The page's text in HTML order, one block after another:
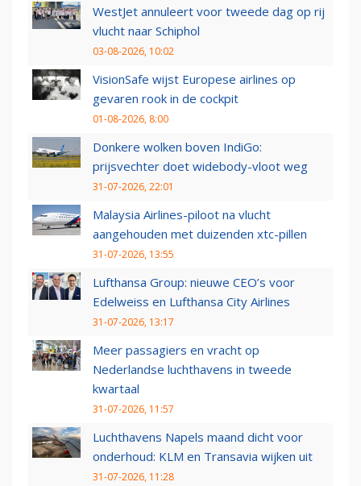
WestJet annuleert voor tweede dag op rij
vlucht naar Schiphol
03-08-2026, 10:02
VisionSafe wijst Europese airlines op
gevaren rook in de cockpit
01-08-2026, 8:00
Donkere wolken boven IndiGo:
prijsvechter doet widebody-vloot weg
31-07-2026, 22:01
Malaysia Airlines-piloot na vlucht
aangehouden met duizenden xtc-pillen
31-07-2026, 13:55
Lufthansa Group: nieuwe CEO’s voor
Edelweiss en Lufthansa City Airlines
31-07-2026, 13:17
Meer passagiers en vracht op
Nederlandse luchthavens in tweede
kwartaal
31-07-2026, 11:57
Luchthavens Napels maand dicht voor
onderhoud: KLM en Transavia wijken uit
31-07-2026, 11:28